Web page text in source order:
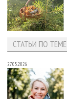
СТАТЬИ ПО ТЕМЕ
27.05.2026